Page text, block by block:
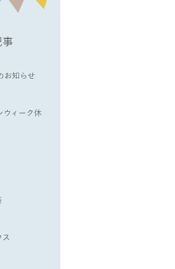
事
お知らせ
ウィーク休
ス